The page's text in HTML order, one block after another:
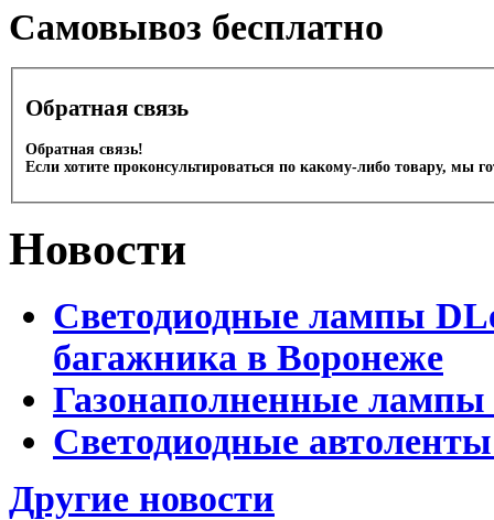
Cамовывоз бесплатно
Обратная связь
Обратная связь!
Если хотите проконсультироваться по какому-либо товару, мы
Новости
Светодиодные лампы
багажника в Воронеже
Газонаполненные
Светодиодные
Другие новости